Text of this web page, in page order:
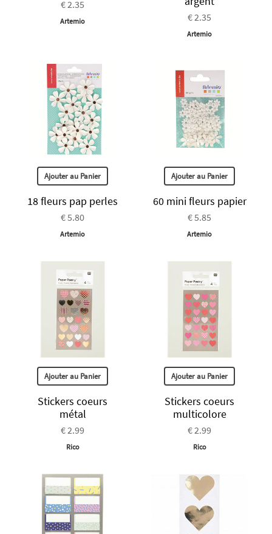
€ 2.35
Artemio € 2.35
Artemio
Ajouter au Panier
18 fleurs pap perles
€ 5.80
Artemio
Ajouter au Panier
60 mini fleurs papier
€ 5.85
Artemio
Ajouter au Panier
Stickers coeurs
métal
€ 2.99
Rico
Ajouter au Panier
Stickers coeurs
multicolore
€ 2.99
Rico